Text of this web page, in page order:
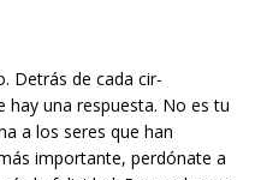
Detrás de cada cir­
hay una respuesta. No es tu
a los seres que han
impor­tante, perdónate a